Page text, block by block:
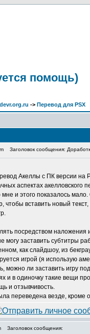
помощь)
-> Перевод для PSX
Заголовок сообщения:
Акеллы с ПК версии
аспектах акелловского
и этого показалось
чтобы вставить новый
посредством наложения
могу заставить субтитры
как слайдшоу, из
игрой (я использую
можно ли заставить игру
и в одиночку такие вещи
и отзывчивость.
переведена везде, кроме
Заголовок сообщения: